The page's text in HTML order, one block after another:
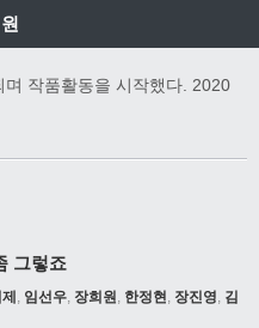
작품활동을 시작했다. 2020
그렇죠
, 임선우, 장희원, 한정현, 장진영, 김